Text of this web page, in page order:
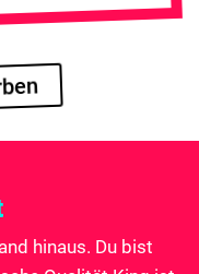
hinaus. Du bist